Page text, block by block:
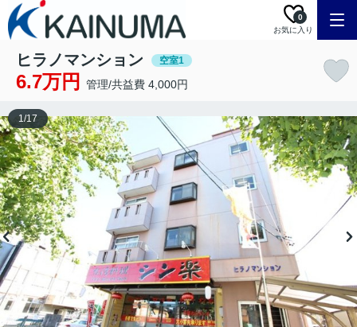
お気に入り
0
ヒラノマンション 空室1
6.7万円 管理/共益費 4,000円
1/17